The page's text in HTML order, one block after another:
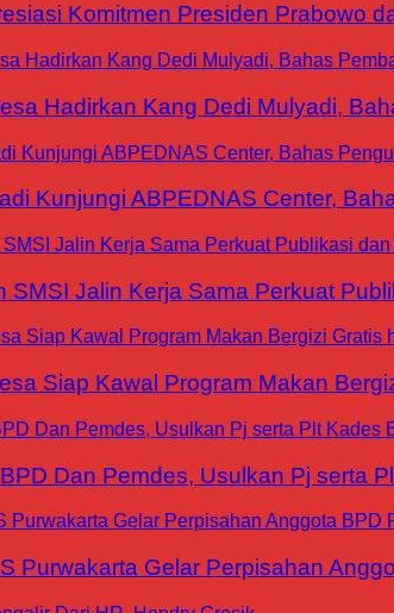
Komitmen Presiden Prabowo
Hadirkan Kang Dedi Mulyadi,
Kunjungi ABPEDNAS Center,
SMSI Jalin Kerja Sama Perkuat
Siap Kawal Program Makan
Dan Pemdes, Usulkan Pj serta
Purwakarta Gelar Perpisahan